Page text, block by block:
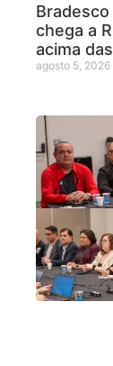
Bradesco
chega a
acima
agosto 5, 2026